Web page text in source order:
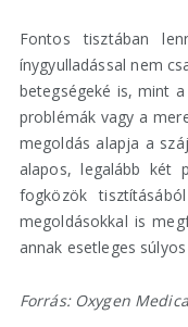
Fontos tisztában
ínygyulladással nem
betegségeké is, mint
problémák vagy a
megoldás alapja a
alapos, legalább két
fogközök
megoldásokkal is
annak esetleges
Forrás: Oxygen